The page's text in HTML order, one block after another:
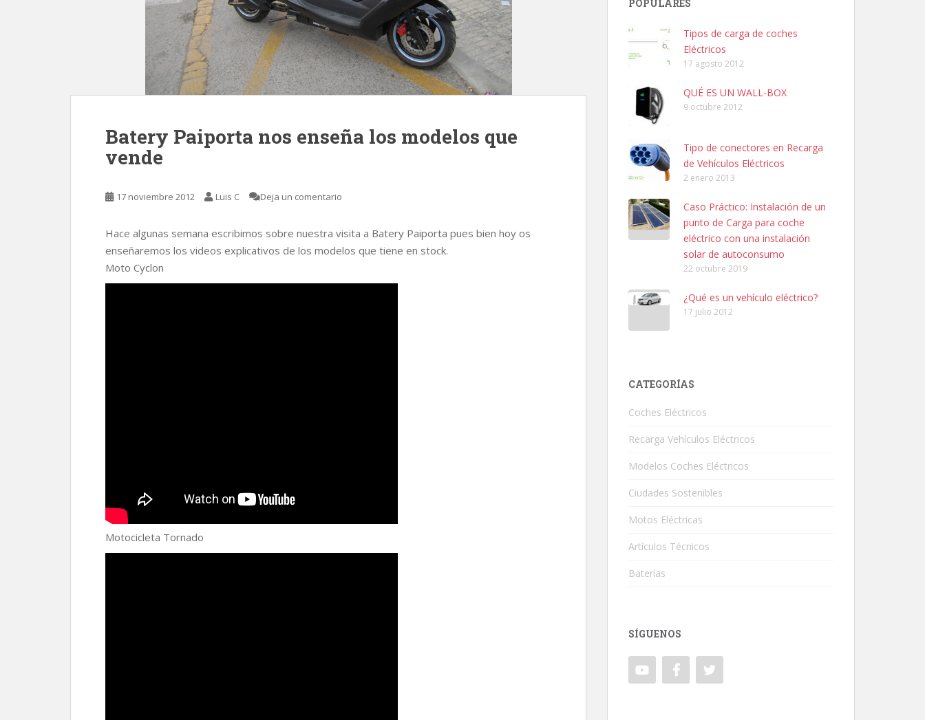
Batery Paiporta nos enseña los modelos que
vende
17 noviembre 2012 Luis C Deja un comentario
Hace algunas semana escribimos sobre nuestra visita a Batery Paiporta pues bien hoy os
enseñaremos los videos explicativos de los modelos que tiene en stock.
Moto Cyclon
Motocicleta Tornado
POPULARES
Tipos de carga de coches
Eléctricos
17 agosto 2012
QUÉ ES UN WALL-BOX
9 octubre 2012
Tipo de conectores en Recarga
de Vehículos Eléctricos
2 enero 2013
Caso Práctico: Instalación de un
punto de Carga para coche
eléctrico con una instalación
solar de autoconsumo
22 octubre 2019
¿Qué es un vehículo eléctrico?
17 julio 2012
CATEGORÍAS
Coches Eléctricos
Recarga Vehículos Eléctricos
Modelos Coches Eléctricos
Ciudades Sostenibles
Motos Eléctricas
Artículos Técnicos
Baterías
SÍGUENOS